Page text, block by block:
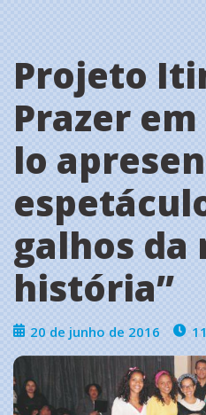
Projeto
Prazer
lo
espetáculo
galhos da
história’’
20 de junho de 2016